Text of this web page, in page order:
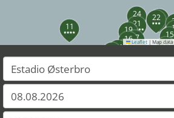
4
8
9
10
11
14
15
1617
19
21
22
23
24
25
Leaflet | Map